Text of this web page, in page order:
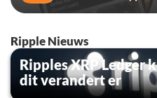
Ripple Nieuws
Ripples XRP
dit verandert er